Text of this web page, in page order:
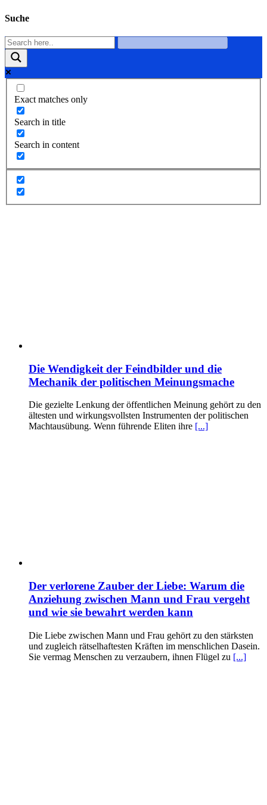
Suche
Exact matches only
Search in title
Search in content
Die Wendigkeit der Feindbilder und die
Mechanik der politischen Meinungsmache
Die gezielte Lenkung der öffentlichen Meinung gehört zu den
ältesten und wirkungsvollsten Instrumenten der politischen
Machtausübung. Wenn führende Eliten ihre [...]
Der verlorene Zauber der Liebe: Warum die
Anziehung zwischen Mann und Frau vergeht
und wie sie bewahrt werden kann
Die Liebe zwischen Mann und Frau gehört zu den stärksten
und zugleich rätselhaftesten Kräften im menschlichen Dasein.
Sie vermag Menschen zu verzaubern, ihnen Flügel zu [...]